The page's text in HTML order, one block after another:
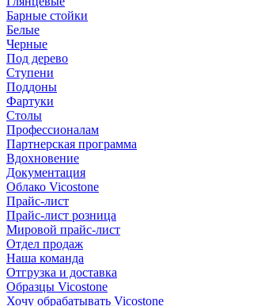
Барные стойки
Белые
Черные
Под дерево
Ступени
Поддоны
Фартуки
Столы
Профессионалам
Партнерская программа
Вдохновение
Документация
Облако Vicostone
Прайс-лист
Прайс-лист розница
Мировой прайс-лист
Отдел продаж
Наша команда
Отгрузка и доставка
Образцы Vicostone
Хочу обрабатывать Vicostone